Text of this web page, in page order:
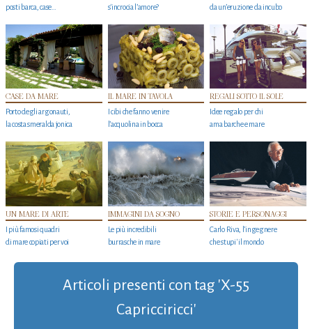
posti barca, case…
s'incrocia l’amore?
da un’eruzione da incubo
CASE DA MARE
Porto degli argonauti,
la costa smeralda jonica
IL MARE IN TAVOLA
I cibi che fanno venire
l’acquolina in bocca
REGALI SOTTO IL SOLE
Idee regalo per chi
ama barche e mare
UN MARE DI ARTE
I più famosi quadri
di mare copiati per voi
IMMAGINI DA SOGNO
Le più incredibili
burrasche in mare
STORIE E PERSONAGGI
Carlo Riva, l’ingegnere
che stupi' il mondo
Articoli presenti con tag 'X-55
Capricciricci'